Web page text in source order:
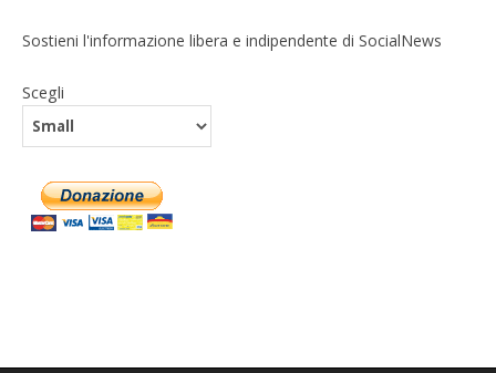
Sostieni l'informazione libera e indipendente di SocialNews
Scegli